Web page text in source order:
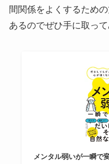
間関係をよくするため
あるのでぜひ手に取って
メンタル弱いが一瞬で